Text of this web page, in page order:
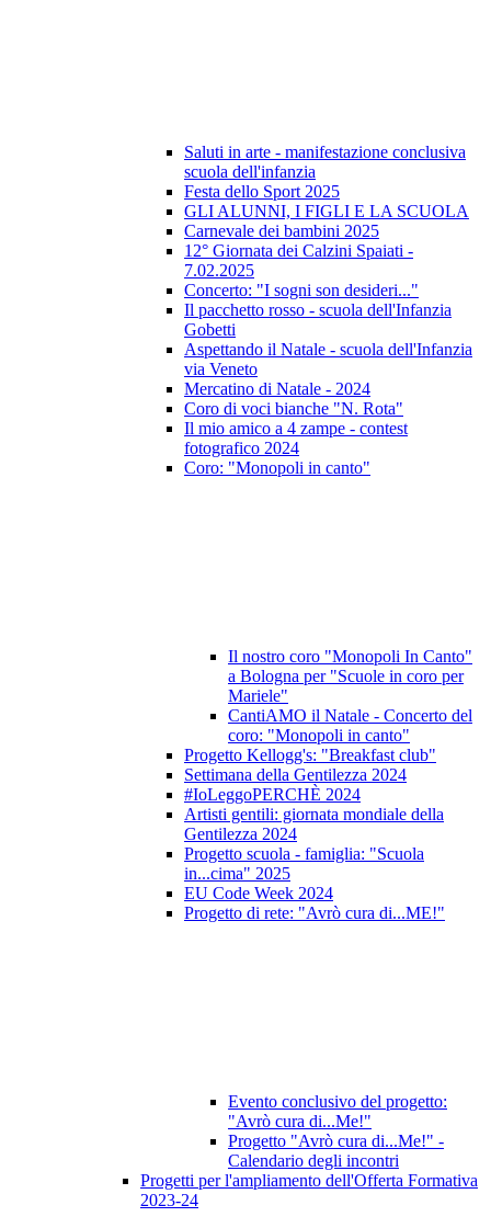
Saluti in arte - manifestazione conclusiva
scuola dell'infanzia
Festa dello Sport 2025
GLI ALUNNI, I FIGLI E LA SCUOLA
Carnevale dei bambini 2025
12° Giornata dei Calzini Spaiati -
7.02.2025
Concerto: "I sogni son desideri..."
Il pacchetto rosso - scuola dell'Infanzia
Gobetti
Aspettando il Natale - scuola dell'Infanzia
via Veneto
Mercatino di Natale - 2024
Coro di voci bianche "N. Rota"
Il mio amico a 4 zampe - contest
fotografico 2024
Coro: "Monopoli in canto"
Il nostro coro "Monopoli In Canto"
a Bologna per "Scuole in coro per
Mariele"
CantiAMO il Natale - Concerto del
coro: "Monopoli in canto"
Progetto Kellogg's: "Breakfast club"
Settimana della Gentilezza 2024
#IoLeggoPERCHÈ 2024
Artisti gentili: giornata mondiale della
Gentilezza 2024
Progetto scuola - famiglia: "Scuola
in...cima" 2025
EU Code Week 2024
Progetto di rete: "Avrò cura di...ME!"
Evento conclusivo del progetto:
"Avrò cura di...Me!"
Progetto "Avrò cura di...Me!" -
Calendario degli incontri
Progetti per l'ampliamento dell'Offerta Formativa
2023-24